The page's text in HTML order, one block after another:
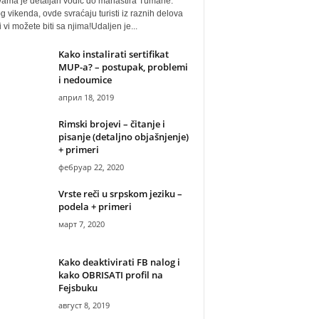
vikenda, ovde svraćaju turisti iz raznih delova
vi možete biti sa njima!Udaljen je...
Kako instalirati sertifikat
MUP-a? – postupak, problemi
i nedoumice
април 18, 2019
Rimski brojevi – čitanje i
pisanje (detaljno objašnjenje)
+ primeri
фебруар 22, 2020
Vrste reči u srpskom jeziku –
podela + primeri
март 7, 2020
Kako deaktivirati FB nalog i
kako OBRISATI profil na
Fejsbuku
август 8, 2019